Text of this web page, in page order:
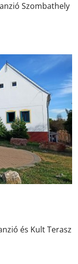
Szombathely
és Kult Terasz